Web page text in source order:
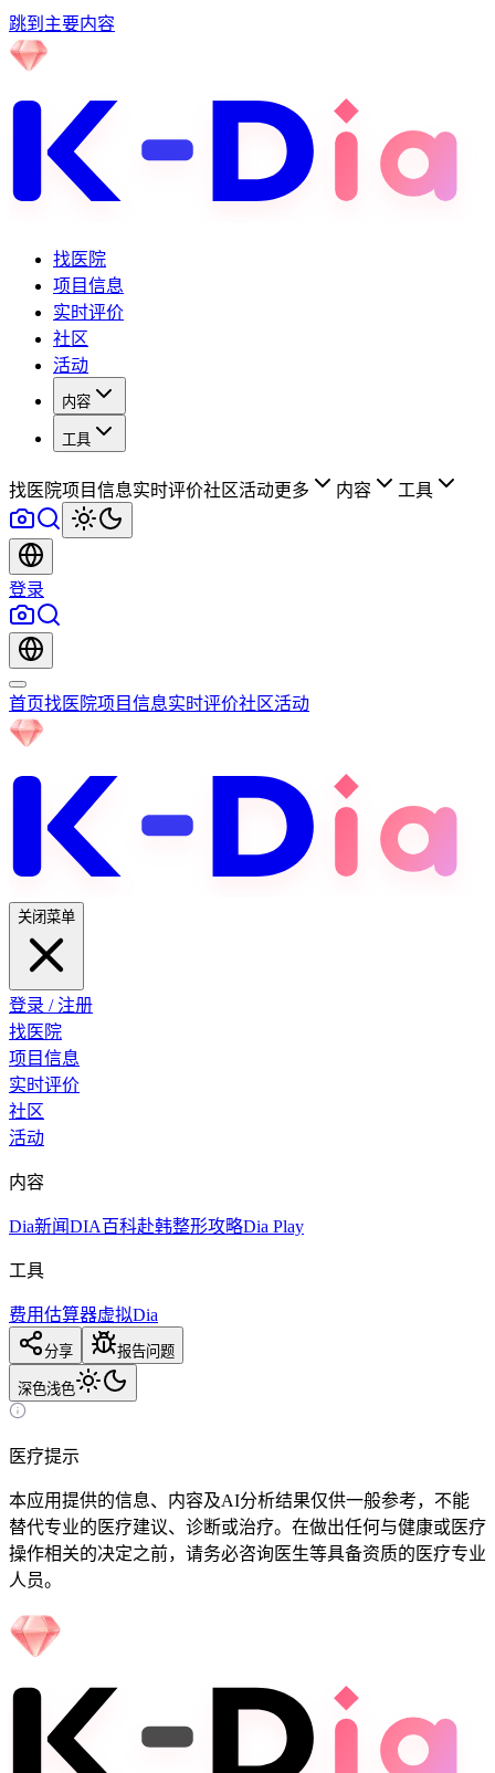
跳到主要内容
找医院
项目信息
实时评价
社区
活动
内容
工具
找医院项目信息实时评价社区活动更多 内容 工具
登录
首页找医院项目信息实时评价社区活动
关闭菜单
登录 / 注册
找医院
项目信息
实时评价
社区
活动
内容
Dia新闻DIA百科赴韩整形攻略Dia Play
工具
费用估算器虚拟Dia
分享 报告问题
深色浅色
医疗提示
本应用提供的信息、内容及AI分析结果仅供一般参考，不能
替代专业的医疗建议、诊断或治疗。在做出任何与健康或医疗
操作相关的决定之前，请务必咨询医生等具备资质的医疗专业
人员。